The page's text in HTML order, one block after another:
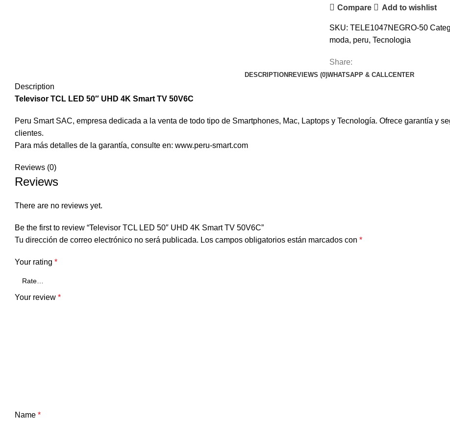
Compare Add to wishlist
SKU: TELE1047NEGRO-50
moda, peru, Tecnologia
Share:
DESCRIPTION REVIEWS (0)WHATSAPP & CALLCENTER
Description
Televisor TCL LED 50″ UHD 4K Smart TV 50V6C
Peru Smart SAC, empresa dedicada a la venta de todo tipo de Smartphones, Mac, Laptops y Tecnología. Ofrece garantía y
clientes.
Para más detalles de la garantía, consulte en: www.peru-smart.com
Reviews (0)
Reviews
There are no reviews yet.
Be the first to review “Televisor TCL LED 50″ UHD 4K Smart TV 50V6C”
Tu dirección de correo electrónico no será publicada. Los campos obligatorios están marcados con *
Your rating *
Your review *
Name *